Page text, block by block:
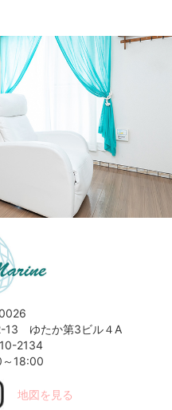
13 ゆたか第3ビル４A
2134
18:00
地図を見る